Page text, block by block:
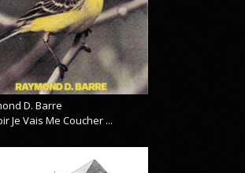
D. Barre
Je Vais Me Coucher ...